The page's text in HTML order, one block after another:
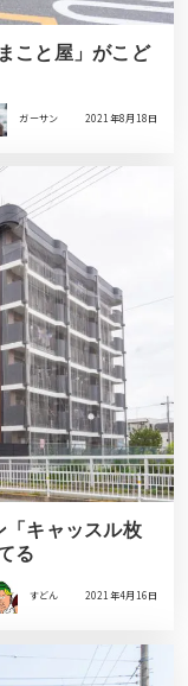
こと屋」がこど
ガーサン 2021年8月18日
「キャッスル枚
る
すどん 2021年4月16日